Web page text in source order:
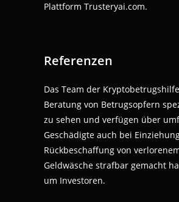
Plattform Trusteryai.com.
Referenzen
Das Team der
Beratung von Betrugsopfern
zu sehen und verfügen über
Geschädigte auch bei
Rückbeschaffung von
Geldwäsche strafbar gemacht
um Investoren.